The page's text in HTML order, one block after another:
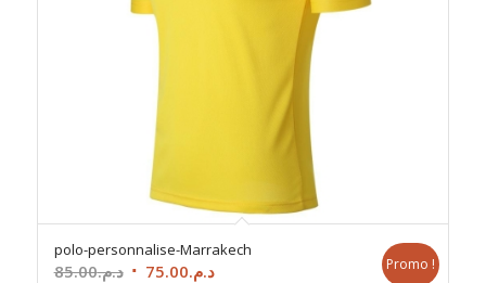
polo-personnalise-Marrakech
د.م.85.00
Le
د.م.75.00
Le
Promo !